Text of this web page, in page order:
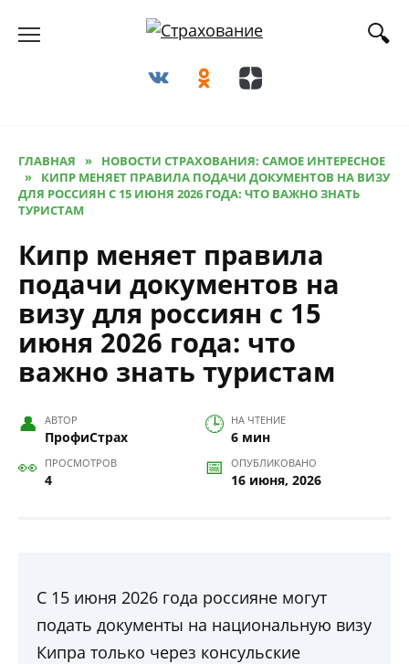
ГЛАВНАЯ »
НОВОСТИ СТРАХОВАНИЯ: САМОЕ ИНТЕРЕСНОЕ
»
КИПР МЕНЯЕТ ПРАВИЛА ПОДАЧИ ДОКУМЕНТОВ НА ВИЗУ
ДЛЯ РОССИЯН С 15 ИЮНЯ 2026 ГОДА: ЧТО ВАЖНО ЗНАТЬ
ТУРИСТАМ
Кипр меняет правила
подачи документов на
визу для россиян с 15
июня 2026 года: что
важно знать туристам
АВТОР
ПрофиСтрах
НА ЧТЕНИЕ
6 мин
ПРОСМОТРОВ
4
ОПУБЛИКОВАНО
16 июня, 2026
С 15 июня 2026 года россияне могут
подать документы на национальную визу
Кипра только через консульские